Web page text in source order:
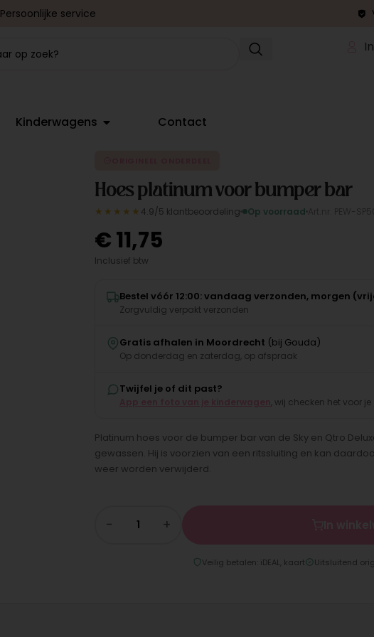
Persoonlijke service
Kinderwagens Contact
Hoes platinum voor bumper bar
★★★★★ 4.9/5 klantbeoordeling Op voorraad
€11,75
Inclusief btw
Bestel vóór 12:00: vandaag verzonden, morgen
Zorgvuldig verpakt verzonden
Gratis afhalen in Moordrecht (bij Gouda)
Op donderdag en zaterdag, op afspraak
Twijfel je of dit past?
, wij checken het voor je
Platinum hoes voor de bumper bar van de Sky en Qtro
gewassen. Hij is voorzien van een ritssluiting en kan
weer worden verwijderd.
− +
Veilig betalen: iDEAL, kaart Uitsluitend